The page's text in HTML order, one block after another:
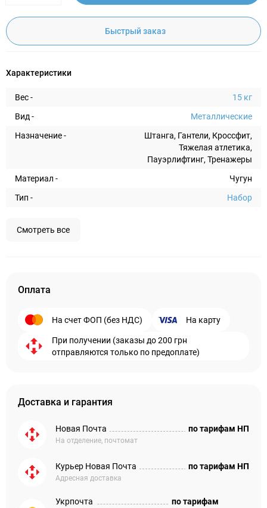
Быстрый заказ
Характеристики
Вес -
15 кг
Вид -
Металлические
Назначение -
Штанга, Гантели, Кроссфит,
Тяжелая атлетика,
Пауэрлифтинг, Тренажеры
Материал -
Чугун
Тип -
Набор
Смотреть все
Оплата
На счет ФОП (без НДС) На карту
При получении (заказы до 200 грн
отправляются только по предоплате)
Доставка и гарантия
Новая Почта
На отделение, почтомат
по тарифам НП
Курьер Новая Почта
Адресная доставка
по тарифам НП
Укрпочта
по тарифам